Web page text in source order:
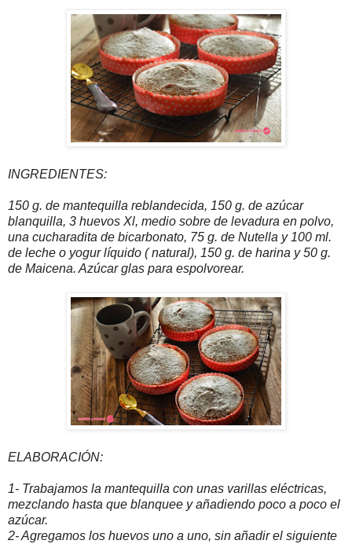
INGREDIENTES:
150 g. de mantequilla reblandecida, 150 g. de azúcar
blanquilla, 3 huevos Xl, medio sobre de levadura en polvo,
una cucharadita de bicarbonato, 75 g. de Nutella y 100 ml.
de leche o yogur líquido ( natural), 150 g. de harina y 50 g.
de Maicena. Azúcar glas para espolvorear.
ELABORACIÓN:
1- Trabajamos la mantequilla con unas varillas eléctricas,
mezclando hasta que blanquee y añadiendo poco a poco el
azúcar.
2- Agregamos los huevos uno a uno, sin añadir el siguiente